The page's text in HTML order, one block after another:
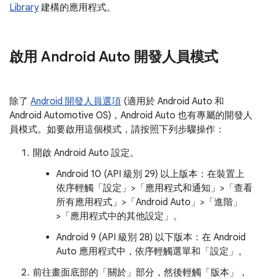
Library建構的應用程式。
啟用 Android Auto 開發人員模式
除了 Android 開發人員選項 (適用於 Android Auto 和
Android Automotive OS)，Android Auto 也有專屬的開發人
員模式。如要啟用這個模式，請按照下列步驟操作：
開啟 Android Auto 設定。
Android 10 (API 級別 29) 以上版本：在裝置上
依序輕觸「設定」>「應用程式和通知」>「查看
所有應用程式」>「Android Auto」>「進階」
>「應用程式中的其他設定」 。
Android 9 (API 級別 28) 以下版本：在 Android
Auto 應用程式中，依序輕觸選單和「設定」 。
前往畫面底部的「關於」 部分，然後輕觸「版本」
，